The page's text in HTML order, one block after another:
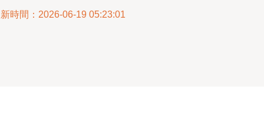
時間：2026-06-19 05:23:01